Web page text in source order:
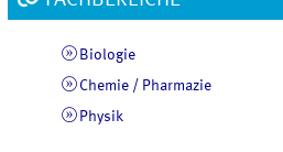
Biologie
Chemie / Pharmazie
Physik